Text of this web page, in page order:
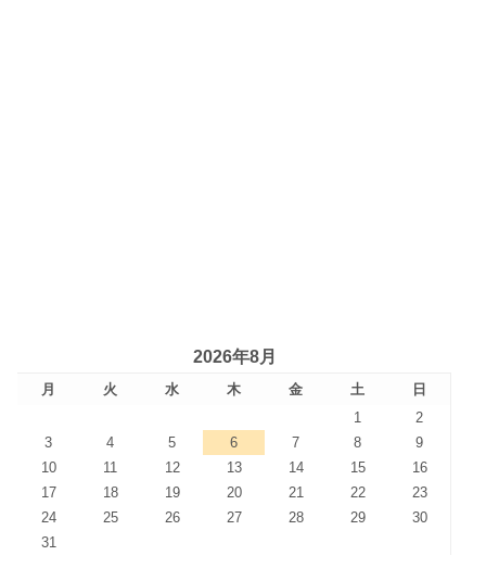
2026年8月
月 火 水 木 金 土
日
1
2
3
4 5 6 7 8
9
10
11 12 13 14 15
16
17
18 19 20 21 22
23
24
25 26 27 28 29
30
31